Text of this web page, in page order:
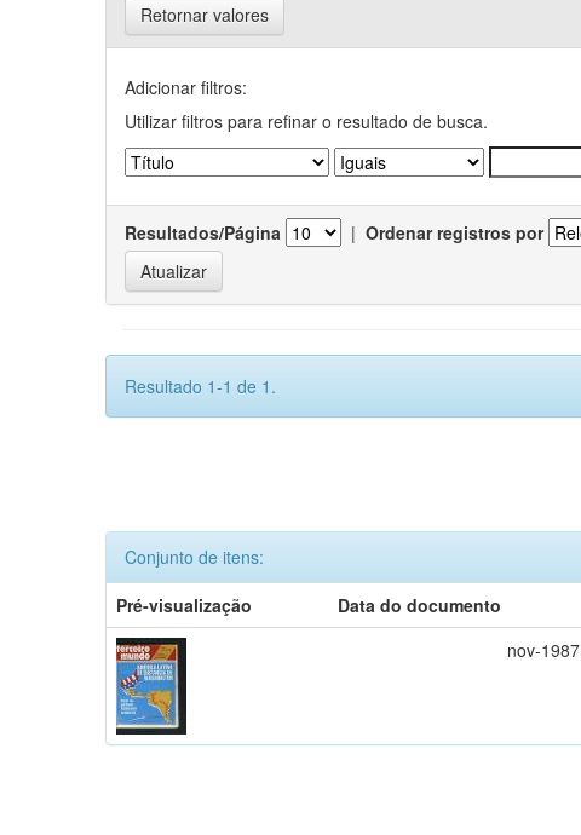
Retornar valores
Adicionar filtros:
Utilizar filtros para refinar o resultado de busca.
Resultados/Página | Ordenar registros por
Resultado 1-1 de 1.
Conjunto de itens:
Pré-visualização
Data do documento
nov-1987